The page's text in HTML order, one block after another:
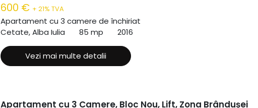
600 € + 21% TVA
Apartament cu 3 camere de închiriat
Cetate, Alba Iulia
85 mp 2016
Vezi mai multe detalii
Apartament cu 3 Camere, Bloc Nou, Lift, Zona Brândușei